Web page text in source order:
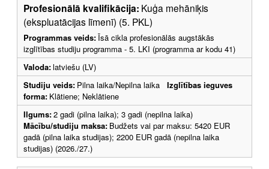
Profesionālā kvalifikācija: Kuģa mehāniķis
(ekspluatācijas līmenī) (5. PKL)
Programmas veids:Īsā cikla profesionālās augstākās
izglītības studiju programma - 5. LKI (programma ar kodu 41)
Valoda:latviešu (LV)
Studiju veids: Pilna laika/Nepilna laika Izglītības ieguves
forma: Klātiene; Neklātiene
Ilgums:2 gadi (pilna laika); 3 gadi (nepilna laika)
Mācību/studiju maksa: Budžets vai par maksu: 5420 EUR
gadā (pilna laika studijas); 2200 EUR gadā (nepilna laika
studijas) (2026./27.)